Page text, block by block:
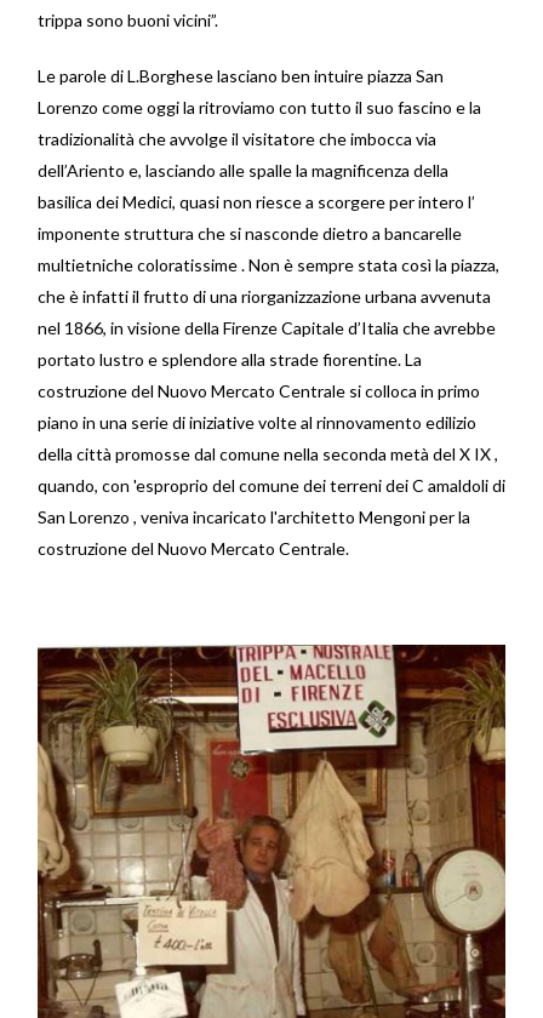
trippa sono buoni vicini”.
Le parole di L.Borghese lasciano ben intuire piazza San
Lorenzo come oggi la ritroviamo con tutto il suo fascino e la
tradizionalità che avvolge il visitatore che imbocca via
dell’Ariento e, lasciando alle spalle la magnificenza della
basilica dei Medici, quasi non riesce a scorgere per intero l’
imponente struttura che si nasconde dietro a bancarelle
multietniche coloratissime . Non è sempre stata così la piazza,
che è infatti il frutto di una riorganizzazione urbana avvenuta
nel 1866, in visione della Firenze Capitale d’Italia che avrebbe
portato lustro e splendore alla strade fiorentine. La
costruzione del Nuovo Mercato Centrale si colloca in primo
piano in una serie di iniziative volte al rinnovamento edilizio
della città promosse dal comune nella seconda metà del X IX ,
quando, con 'esproprio del comune dei terreni dei C amaldoli di
San Lorenzo , veniva incaricato l'architetto Mengoni per la
costruzione del Nuovo Mercato Centrale.